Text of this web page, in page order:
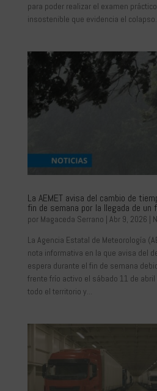
para poder realizar el examen
insostenible que evidencia el
La AEMET avisa del cambio de
fin de semana por la llegada de
por Magaceda Serrano | Abr 9, 2026 |
La Agencia Estatal de Meteorología
nota informativa en la que avisa del
espera durante el fin de semana
frente frío activo el sábado 11 de abril
todo el territorio y...